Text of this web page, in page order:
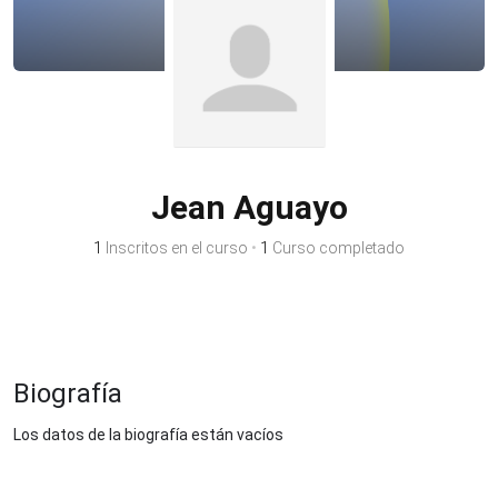
Jean Aguayo
1 Inscritos en el curso • 1 Curso completado
Biografía
Los datos de la biografía están vacíos